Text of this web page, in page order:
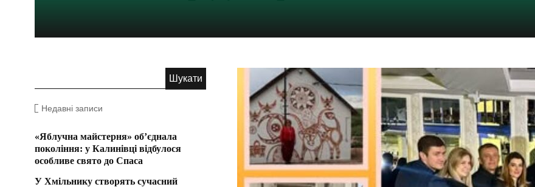
Недавні записи
«Яблучна майстерня» об’єднала
покоління: у Калинівці відбулося
особливе свято до Спаса
У Хмільнику створять сучасний